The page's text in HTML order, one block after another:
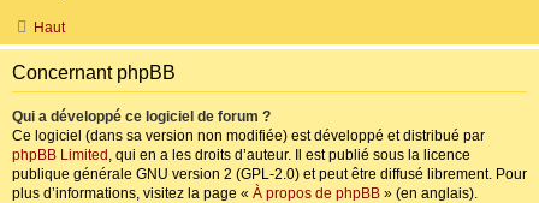
Haut
Concernant phpBB
Qui a développé ce logiciel de forum ?
Ce logiciel (dans sa version non modifiée) est développé et distribué par
phpBB Limited , qui en a les droits d’auteur. Il est publié sous la licence
publique générale GNU version 2 (GPL-2.0) et peut être diffusé librement. Pour
plus d’informations, visitez la page « À propos de phpBB » (en anglais).